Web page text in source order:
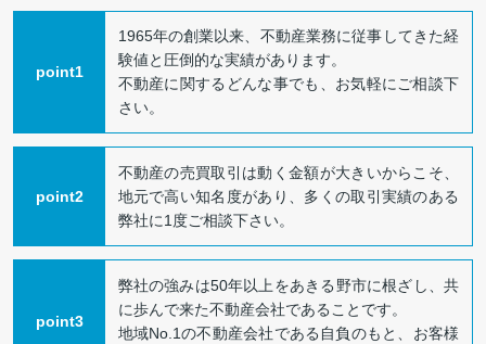
point1
1965年の創業以来、不動産業務に従事してきた経
験値と圧倒的な実績があります。
不動産に関するどんな事でも、お気軽にご相談下
さい。
point2
不動産の売買取引は動く金額が大きいからこそ、
地元で高い知名度があり、多くの取引実績のある
弊社に1度ご相談下さい。
point3
弊社の強みは50年以上をあきる野市に根ざし、共
に歩んで来た不動産会社であることです。
地域No.1の不動産会社である自負のもと、お客様